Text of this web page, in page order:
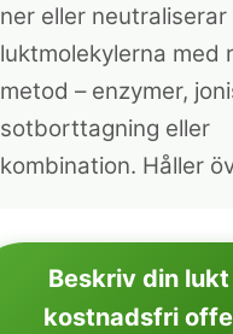
ner eller neutraliserar
luktmolekylerna med
metod – enzymer,
sotborttagning eller
kombination. Håller
Beskriv din lukt
kostnadsfri